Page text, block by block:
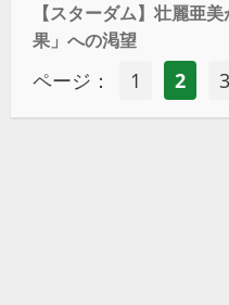
【スターダム】壮麗亜
果」への渇望
ページ： 1 2 3